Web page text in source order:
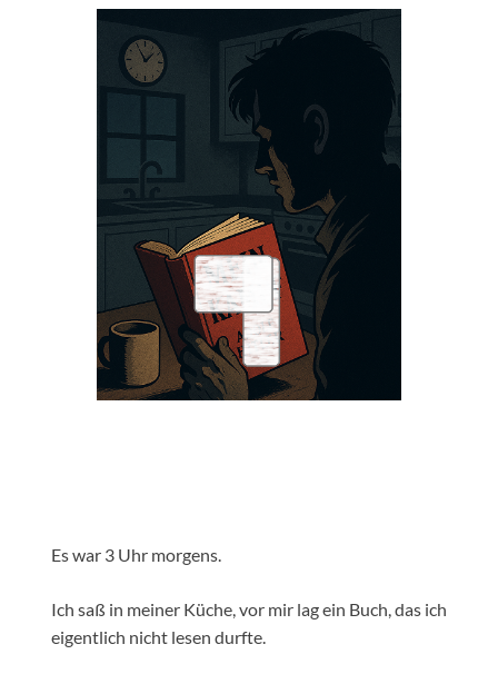
Es war 3 Uhr morgens.
Ich saß in meiner Küche, vor mir lag ein Buch, das ich
eigentlich nicht lesen durfte.